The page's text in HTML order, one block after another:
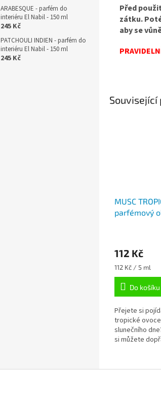
ARABESQUE - parfém do
interiéru El Nabil - 150 ml
245 Kč
PATCHOULI INDIEN - parfém do
interiéru El Nabil - 150 ml
245 Kč
MUSC
parfémový
112 Kč
Měrná
cena:
112 Kč / 5 ml
Do košíku
Přejete si
tropické
slunečního
si můžete
Před
zátku.
aby se